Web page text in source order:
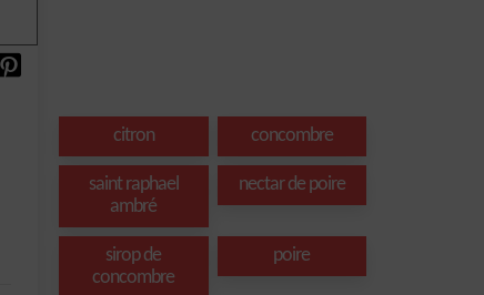
citron concombre
saint raphael
ambré
nectar de poire
sirop de
concombre
poire